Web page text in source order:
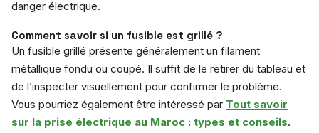
danger électrique.
Comment savoir si un fusible est grillé ?
Un fusible grillé présente généralement un filament
métallique fondu ou coupé. Il suffit de le retirer du tableau et
de l’inspecter visuellement pour confirmer le problème.
Vous pourriez également être intéressé par Tout savoir
sur la prise électrique au Maroc : types et conseils.